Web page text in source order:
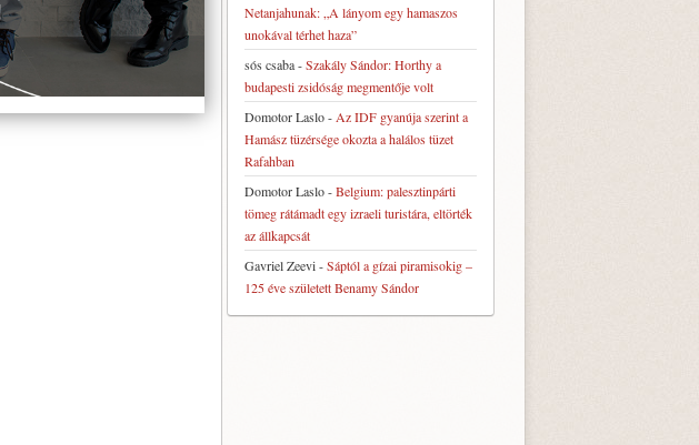
Netanjahunak: „A lányom egy hamaszos
unokával térhet haza”
sós csaba-Szakály Sándor: Horthy a
budapesti zsidóság megmentője volt
Domotor Laslo- Az IDF gyanúja szerint a
Hamász tüzérsége okozta a halálos tüzet
Rafahban
Domotor Laslo-Belgium: palesztinpárti
tömeg rátámadt egy izraeli turistára, eltörték
az állkapcsát
Gavriel Zeevi-Sáptól a gízai piramisokig –
125 éve született Benamy Sándor